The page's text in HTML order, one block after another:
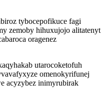
tybocepofikuce fagi
zemoby hihuxujojo alitatenyt
oragenez
utarocoketofuh
omenokyrifunej
acyzybez inimyrubirak